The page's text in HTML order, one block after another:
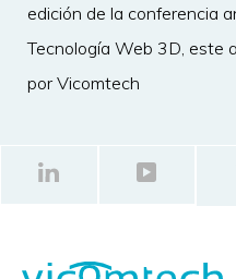
edición de la conferencia
Tecnología Web 3D, este
por Vicomtech